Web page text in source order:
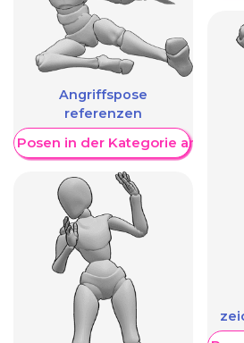
Angriffspose
referenzen
Posen in der Kategorie anzeigen